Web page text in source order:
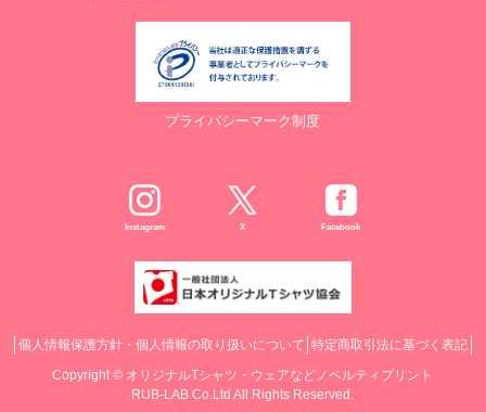
プライバシーマーク制度
Instagram X Facebook
個人情報保護方針・個人情報の取り扱いについて 特定商取引法に基づく表記
Copyright © オリジナルTシャツ・ウェアなどノベルティプリント
RUB-LAB Co.Ltd All Rights Reserved.